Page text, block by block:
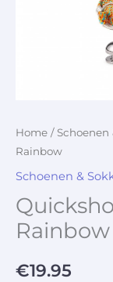
Home / Schoenen
Rainbow
Schoenen &
Rainbow
€19.95